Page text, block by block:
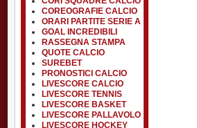
COREOGRAFIE CALCIO
ORARI PARTITE SERIE A
GOAL INCREDIBILI
RASSEGNA STAMPA
QUOTE CALCIO
SUREBET
PRONOSTICI CALCIO
LIVESCORE CALCIO
LIVESCORE TENNIS
LIVESCORE BASKET
LIVESCORE PALLAVOLO
LIVESCORE HOCKEY